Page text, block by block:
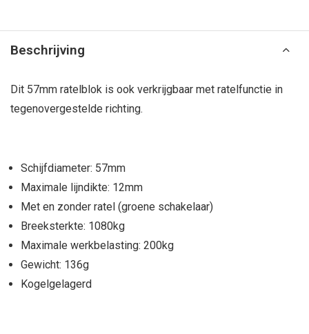
Beschrijving
Dit 57mm ratelblok is ook verkrijgbaar met ratelfunctie in
tegenovergestelde richting.
Schijfdiameter: 57mm
Maximale lijndikte: 12mm
Met en zonder ratel (groene schakelaar)
Breeksterkte: 1080kg
Maximale werkbelasting: 200kg
Gewicht: 136g
Kogelgelagerd